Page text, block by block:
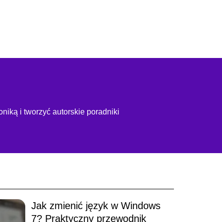
i tworzyć autorskie poradniki
Jak zmienić język w Windows
7? Praktyczny przewodnik